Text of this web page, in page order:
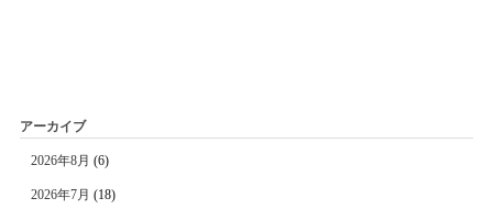
アーカイブ
2026年8月 (6)
2026年7月 (18)